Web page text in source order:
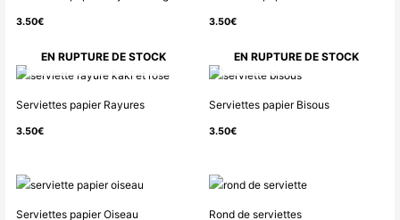
3.50€ 3.50€
EN RUPTURE DE STOCK
Serviettes papier Rayures
3.50€
EN RUPTURE DE STOCK
Serviettes papier Bisous
3.50€
Serviettes papier Oiseau Rond de serviettes